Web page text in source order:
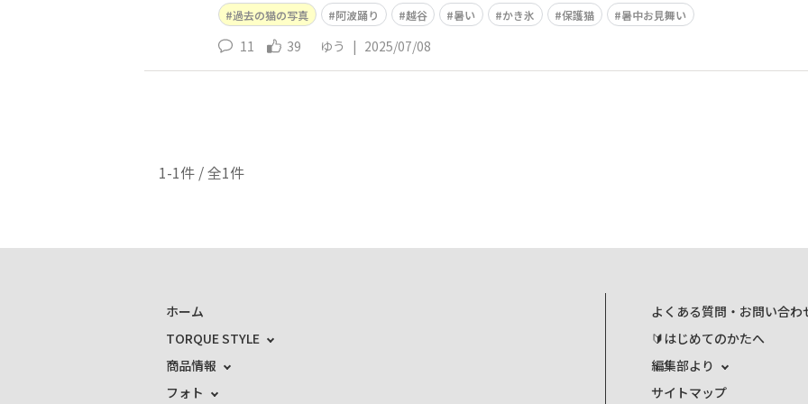
過去の猫の写真 阿波踊り 越谷 暑い かき氷 保護猫 暑中お見舞い
11 39 ゆう | 2025/07/08
1-1件 / 全1件
ホーム
TORQUE STYLE
商品情報
フォト
よくある質問・お問い合わ
🔰はじめてのかたへ
編集部より
サイトマップ